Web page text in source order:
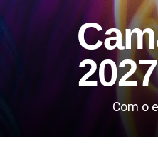
Com o